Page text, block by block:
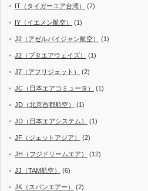
IT（タイガーエア台湾） (7)
IY（イエメン航空） (1)
J2（アゼルバイジャン航空） (1)
J2（ブタエアウェイズ） (1)
J7（アフリジェット） (2)
JC（日本エアコミュータ） (1)
JD（北京首都航空） (1)
JD（日本エアシステム） (1)
JF（ジェットアジア） (2)
JH（フジドリームエア） (12)
JJ（TAM航空） (6)
JK（スパンエアー） (2)